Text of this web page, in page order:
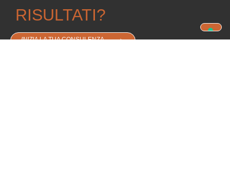
RISULTATI?
INIZIALA TUA CONSULENZA